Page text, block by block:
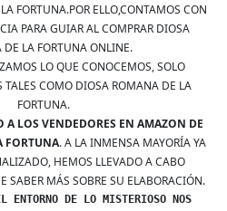
FORTUNA.POR ELLO,CONTAMOS CON
PARA GUIAR AL COMPRAR DIOSA
DE LA FORTUNA ONLINE.
LO QUE CONOCEMOS, SOLO
TALES COMO DIOSA ROMANA DE LA
FORTUNA.
A LOS VENDEDORES EN AMAZON DE
FORTUNA. A LA INMENSA MAYORÍA YA
HEMOS LLEVADO A CABO
SABER MÁS SOBRE SU ELABORACIÓN.
ENTORNO DE LO MISTERIOSO NOS